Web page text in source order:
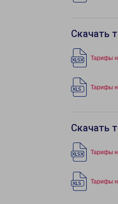
Скачать
Тарифы
Тарифы
Скачать
Тарифы
Тарифы